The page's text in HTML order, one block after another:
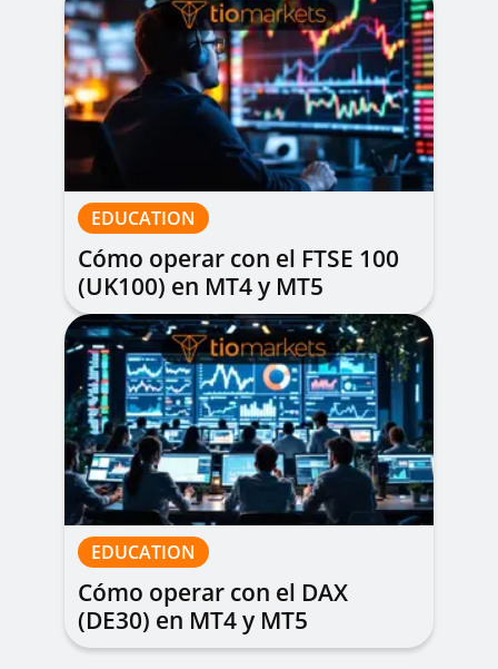
EDUCATION
Cómo operar con el FTSE 100
(UK100) en MT4 y MT5
EDUCATION
Cómo operar con el DAX
(DE30) en MT4 y MT5